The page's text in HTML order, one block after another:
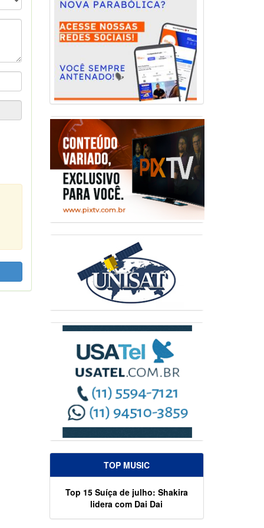
TOP MUSIC
Top 15 Suíça de julho: Shakira
lidera com Dai Dai